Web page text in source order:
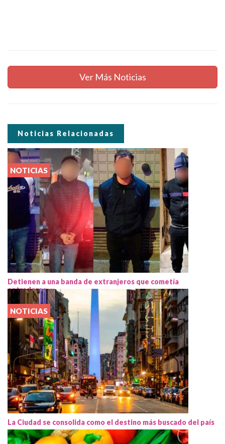
Ver Más Noticias
Noticias Relacionadas
NOTICIAS
Detienen a una banda de extranjeros que cometía
entraderas
NOTICIAS
La Ciudad se consolida como el destino más buscado del país